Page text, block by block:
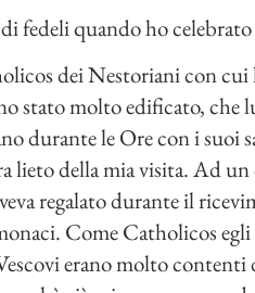
fedeli quando ho celebrato
dei Nestoriani con cui
stato molto edificato,
durante le Ore con i
lieto della mia visita. Ad
regalato durante il
Come Catholicos
erano molto